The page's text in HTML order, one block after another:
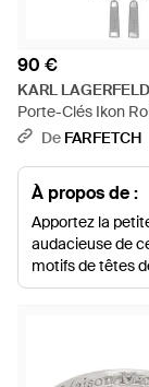
90 €
KARL LAGERFELD
Porte-Clés Ikon
De FARFETCH
À propos de :
Apportez la
audacieuse de
motifs de têtes
clous et cornes